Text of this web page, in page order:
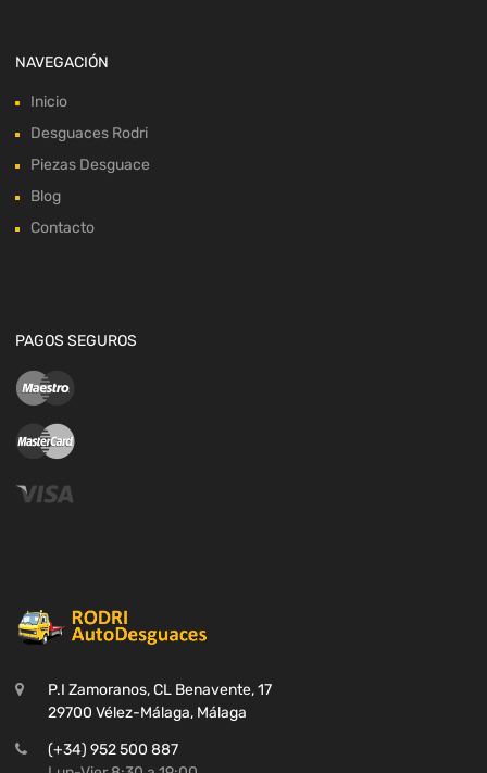
NAVEGACIÓN
Inicio
Desguaces Rodri
Piezas Desguace
Blog
Contacto
PAGOS SEGUROS
P.I Zamoranos, CL Benavente, 17
29700 Vélez-Málaga, Málaga
(+34) 952 500 887